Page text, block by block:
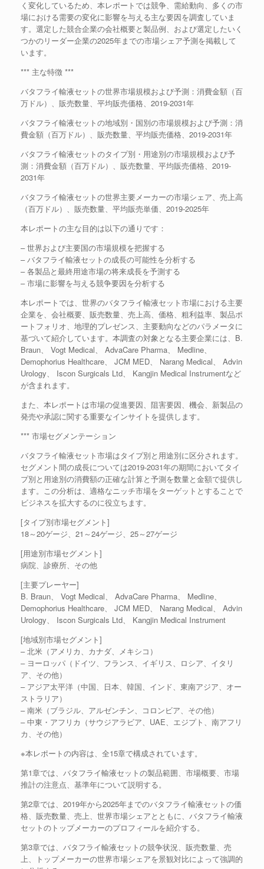
く変化しているため、本レポートでは競争、需給動向、多くの市
場における需要の変化に影響を与える主な要因を調査していま
す。選定した競合企業の会社概要と製品例、および選定したいく
つかのリーダー企業の2025年までの市場シェア予測を掲載して
います。
*** 主な特徴 ***
バタフライ輸液セットの世界市場規模および予測：消費金額（百
万ドル）、販売数量、平均販売価格、2019-2031年
バタフライ輸液セットの地域別・国別の市場規模および予測：消
費金額（百万ドル）、販売数量、平均販売価格、2019-2031年
バタフライ輸液セットのタイプ別・用途別の市場規模および予
測：消費金額（百万ドル）、販売数量、平均販売価格、2019-
2031年
バタフライ輸液セットの世界主要メーカーの市場シェア、売上高
（百万ドル）、販売数量、平均販売単価、2019-2025年
本レポートの主な目的は以下の通りです：
– 世界および主要国の市場規模を把握する
– バタフライ輸液セットの成長の可能性を分析する
– 各製品と最終用途市場の将来成長を予測する
– 市場に影響を与える競争要因を分析する
本レポートでは、世界のバタフライ輸液セット市場における主要
企業を、会社概要、販売数量、売上高、価格、粗利益率、製品ポ
ートフォリオ、地理的プレゼンス、主要動向などのパラメータに
基づいて紹介しています。本調査の対象となる主要企業には、B.
Braun、 Vogt Medical、 AdvaCare Pharma、 Medline、
Demophorius Healthcare、 JCM MED、 Narang Medical、 Advin
Urology、 Iscon Surgicals Ltd、 Kangjin Medical Instrumentなど
が含まれます。
また、本レポートは市場の促進要因、阻害要因、機会、新製品の
発売や承認に関する重要なインサイトを提供します。
*** 市場セグメンテーション
バタフライ輸液セット市場はタイプ別と用途別に区分されます。
セグメント間の成長については2019-2031年の期間においてタイ
プ別と用途別の消費額の正確な計算と予測を数量と金額で提供し
ます。この分析は、適格なニッチ市場をターゲットとすることで
ビジネスを拡大するのに役立ちます。
[タイプ別市場セグメント]
18～20ゲージ、21～24ゲージ、25～27ゲージ
[用途別市場セグメント]
病院、診療所、その他
[主要プレーヤー]
B. Braun、 Vogt Medical、 AdvaCare Pharma、 Medline、
Demophorius Healthcare、 JCM MED、 Narang Medical、 Advin
Urology、 Iscon Surgicals Ltd、 Kangjin Medical Instrument
[地域別市場セグメント]
– 北米（アメリカ、カナダ、メキシコ）
– ヨーロッパ（ドイツ、フランス、イギリス、ロシア、イタリ
ア、その他）
– アジア太平洋（中国、日本、韓国、インド、東南アジア、オー
ストラリア）
– 南米（ブラジル、アルゼンチン、コロンビア、その他）
– 中東・アフリカ（サウジアラビア、UAE、エジプト、南アフリ
カ、その他）
※本レポートの内容は、全15章で構成されています。
第1章では、バタフライ輸液セットの製品範囲、市場概要、市場
推計の注意点、基準年について説明する。
第2章では、2019年から2025年までのバタフライ輸液セットの価
格、販売数量、売上、世界市場シェアとともに、バタフライ輸液
セットのトップメーカーのプロフィールを紹介する。
第3章では、バタフライ輸液セットの競争状況、販売数量、売
上、トップメーカーの世界市場シェアを景観対比によって強調的